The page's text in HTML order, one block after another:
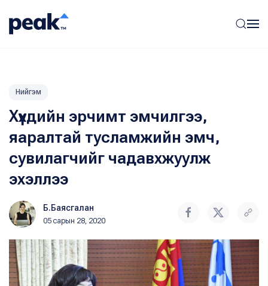
Нийгэм
Хүүхдийн эрчимт эмчилгээ,
яаралтай тусламжийн эмч,
сувилагчийг чадавхжуулж
эхэллээ
Б.Баясгалан
05 сарын 28, 2020